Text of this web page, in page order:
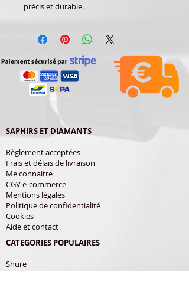
précis et durable.
SAPHIRS ET DIAMANTS
Règlement acceptées
Frais et délais de livraison
Me connaitre
CGV e-commerce
Mentions légales
Politique de confidentialité
Cookies
Aide et contact
CATEGORIES POPULAIRES
Shure